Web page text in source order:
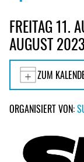
FREITAG 11.
AUGUST 2023
ZUM
ORGANISIERT VON: